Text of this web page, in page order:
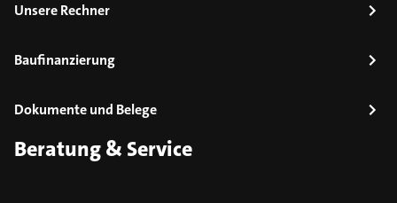
Unsere Rechner
Baufinanzierung
Dokumente und Belege
Beratung & Service